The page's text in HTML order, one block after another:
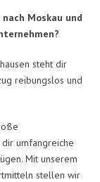
Moskau und
steht dir
reibungslos und
umfangreiche
Mit unserem
stellen wir